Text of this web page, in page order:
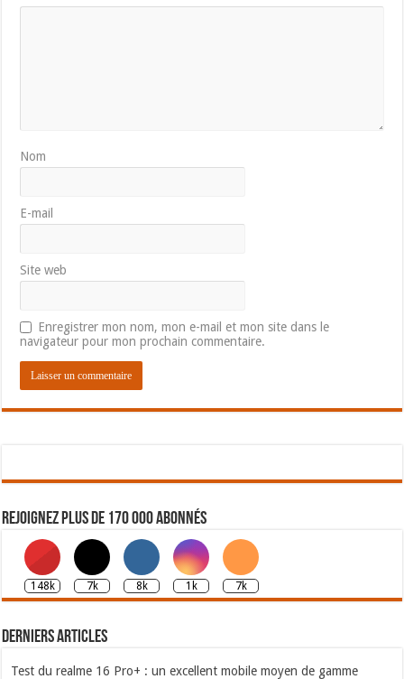
Nom
E-mail
Site web
Enregistrer mon nom, mon e-mail et mon site dans le
navigateur pour mon prochain commentaire.
Rejoignez plus de 170 000 abonnés
148k 7k 8k 1k 7k
Derniers articles
Test du realme 16 Pro+ : un excellent mobile moyen de gamme